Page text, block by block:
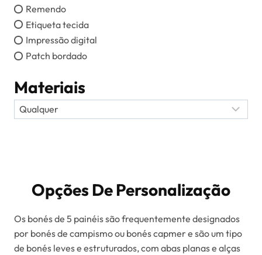
Remendo
Etiqueta tecida
Impressão digital
Patch bordado
Materiais
Opções De Personalização
Os bonés de 5 painéis são frequentemente designados
por bonés de campismo ou bonés capmer e são um tipo
de bonés leves e estruturados, com abas planas e alças